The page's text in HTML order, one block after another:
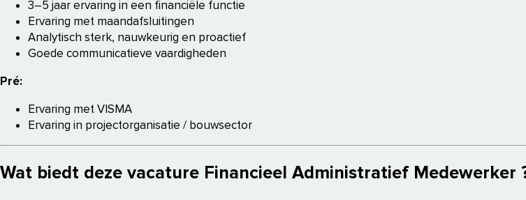
3–5 jaar ervaring in een financiële functie
Ervaring met maandafsluitingen
Analytisch sterk, nauwkeurig en proactief
Goede communicatieve vaardigheden
Pré:
Ervaring met VISMA
Ervaring in projectorganisatie / bouwsector
Wat biedt deze vacature Financieel Administratief Medewerker